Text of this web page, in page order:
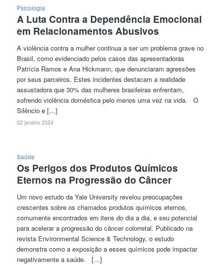
Psicologia
A Luta Contra a Dependência Emocional
em Relacionamentos Abusivos
A violência contra a mulher continua a ser um problema grave no
Brasil, como evidenciado pelos casos das apresentadoras
Patrícia Ramos e Ana Hickmann, que denunciaram agressões
por seus parceiros. Estes incidentes destacam a realidade
assustadora que 30% das mulheres brasileiras enfrentam,
sofrendo violência doméstica pelo menos uma vez na vida. O
Silêncio e […]
02 janeiro 2024
Saúde
Os Perigos dos Produtos Químicos
Eternos na Progressão do Câncer
Um novo estudo da Yale University revelou preocupações
crescentes sobre os chamados produtos químicos eternos,
comumente encontrados em itens do dia a dia, e seu potencial
para acelerar a progressão do câncer colorretal. Publicado na
revista Environmental Science & Technology, o estudo
demonstra como a exposição a esses químicos pode impactar
negativamente a saúde. […]